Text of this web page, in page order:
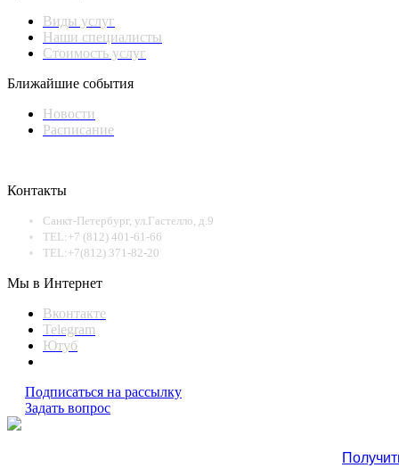
Виды услуг
Наши специалисты
Стоимость услуг
Ближайшие события
Новости
Расписание
Контакты
Санкт-Петербург, ул.Гастелло, д.9
TEL:+7 (812) 401-61-66
TEL:+7(812) 371-82-20
Мы в Интернет
Вконтакте
Telegram
Ютуб
Подписаться на рассылку
Задать вопрос